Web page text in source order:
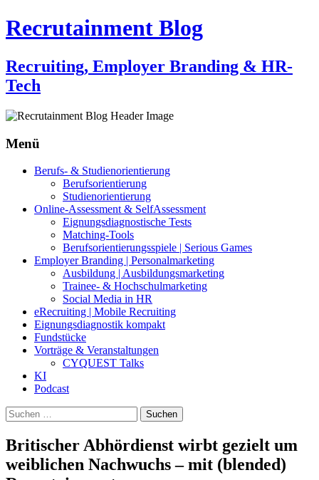
Recrutainment Blog
Recruiting, Employer Branding & HR-
Tech
Menü
Zum
Berufs- & Studienorientierung
Berufsorientierung
Studienorientierung
Online-Assessment & SelfAssessment
Eignungsdiagnostische Tests
Matching-Tools
Berufsorientierungsspiele | Serious Games
Employer Branding | Personalmarketing
Ausbildung | Ausbildungsmarketing
Trainee- & Hochschulmarketing
Social Media in HR
eRecruiting | Mobile Recruiting
Eignungsdiagnostik kompakt
Fundstücke
Vorträge & Veranstaltungen
CYQUEST Talks
KI
Podcast
Suchen
nach:
Britischer Abhördienst wirbt gezielt um
weiblichen Nachwuchs – mit (blended)